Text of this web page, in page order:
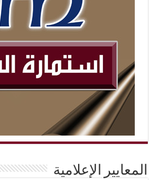
المعايير الإعلامية